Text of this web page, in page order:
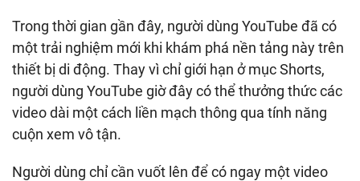
Trong thời gian gần đây, người dùng YouTube đã có
một trải nghiệm mới khi khám phá nền tảng này trên
thiết bị di động. Thay vì chỉ giới hạn ở mục Shorts,
người dùng YouTube giờ đây có thể thưởng thức các
video dài một cách liền mạch thông qua tính năng
cuộn xem vô tận.
Người dùng chỉ cần vuốt lên để có ngay một video